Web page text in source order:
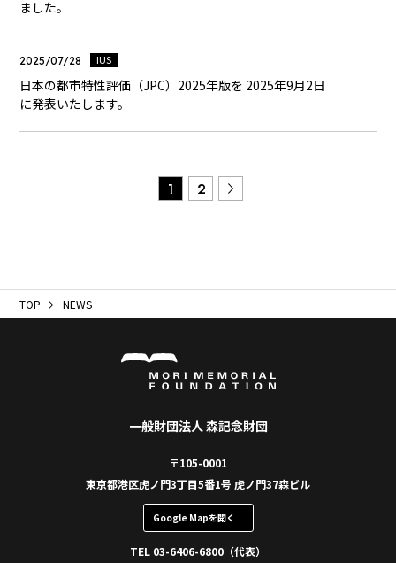
ました。
2025/07/28 IUS
日本の都市特性評価（JPC）2025年版を 2025年9月2日
に発表いたします。
1 2
TOP NEWS
一般財団法人 森記念財団
〒105-0001
東京都港区虎ノ門3丁目5番1号 虎ノ門37森ビル
Google Mapを開く
TEL 03-6406-6800（代表）